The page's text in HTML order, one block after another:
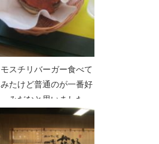
モスチリバーガー食べて
みたけど普通のが一番好
みだなと思いました